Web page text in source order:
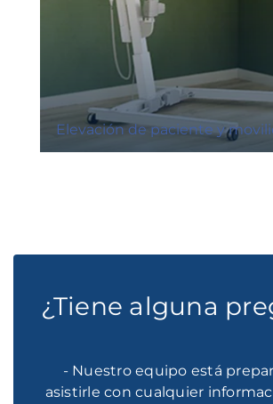
Elevación de paciente y
¿Tiene alguna
- Nuestro equipo está
asistirle con cualquier